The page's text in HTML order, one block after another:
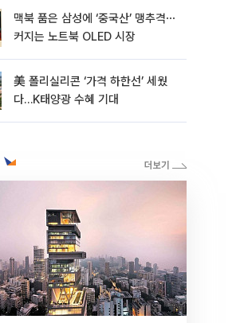
맥북 품은 삼성에 ‘중국산’ 맹추격⋯
커지는 노트북 OLED 시장
美 폴리실리콘 ‘가격 하한선’ 세웠
다…K태양광 수혜 기대